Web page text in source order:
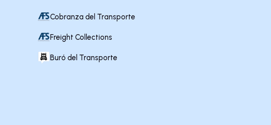
Cobranza del Transporte
Freight Collections
Buró del Transporte